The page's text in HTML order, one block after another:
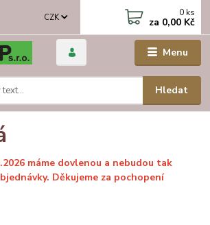
Menu
CZK
Hledat
0 ks
za 0,00 Kč
máme dovlenou a nebudou tak
Děkujeme za pochopení